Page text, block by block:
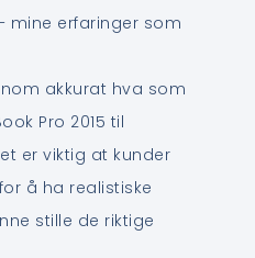
mine erfaringer som
akkurat hva som
Pro 2015 til
er viktig at kunder
å ha realistiske
stille de riktige